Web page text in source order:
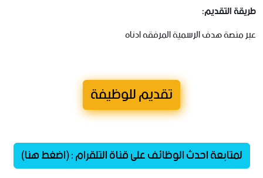
طريقةالتقديم:
عبرمنصةهدفالرسميةالمرفقهادناه
تقديم للوظيفة
لمتابعة احدث الوظائف على قناة التلقرام : (اضغط هنا)